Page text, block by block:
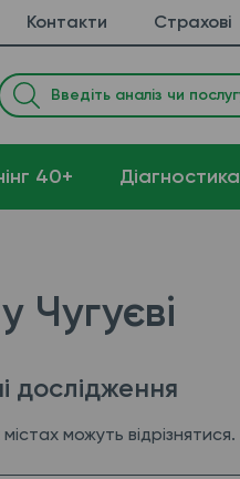
Контакти Страхові
40+ Діагностика
Чугуєві
дослідження
містах можуть відрізнятися.